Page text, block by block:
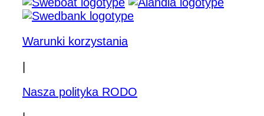
Warunki korzystania
|
Nasza polityka RODO